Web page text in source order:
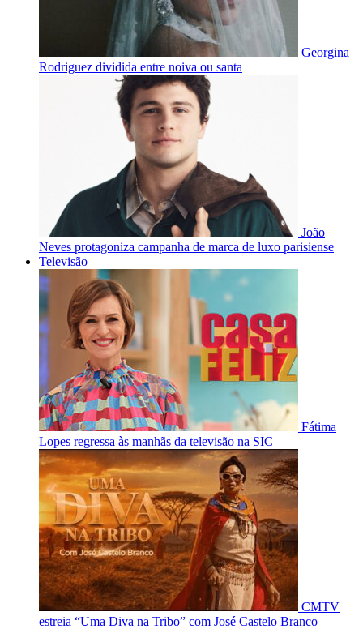
Georgina
Rodriguez dividida entre noiva ou santa
João
Neves protagoniza campanha de marca de luxo parisiense
Televisão
Fátima
Lopes regressa às manhãs da televisão na SIC
CMTV
estreia “Uma Diva na Tribo” com José Castelo Branco